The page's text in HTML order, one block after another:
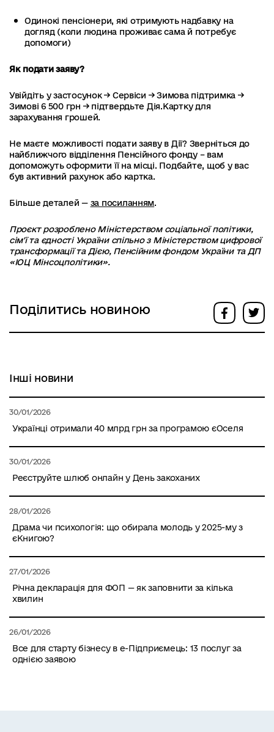
Одинокі пенсіонери, які отримують надбавку на
догляд (коли людина проживає сама й потребує
допомоги)
Як подати заяву?
Увійдіть у застосунок → Сервіси → Зимова підтримка →
Зимові 6 500 грн → підтвердьте Дія.Картку для
зарахування грошей.
Не маєте можливості подати заяву в Дії? Зверніться до
найближчого відділення Пенсійного фонду – вам
допоможуть оформити її на місці. Подбайте, щоб у вас
був активний рахунок або картка.
Більше деталей — за посиланням.
Проєкт розроблено Міністерством соціальної політики,
сім'ї та єдності України спільно з Міністерством цифрової
трансформації та Дією, Пенсійним фондом України та ДП
«ІОЦ Мінсоцполітики».
Поділитись новиною
Інші новини
30/01/2026
Українці отримали 40 млрд грн за програмою єОселя
30/01/2026
Реєструйте шлюб онлайн у День закоханих
28/01/2026
Драма чи психологія: що обирала молодь у 2025-му з
єКнигою?
27/01/2026
Річна декларація для ФОП — як заповнити за кілька
хвилин
26/01/2026
Все для старту бізнесу в е-Підприємець: 13 послуг за
однією заявою